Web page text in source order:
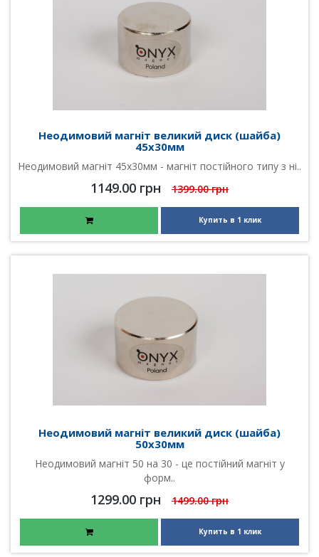
Неодимовий магніт великий диск (шайба)
45х30мм
Неодимовий магніт 45х30мм - магніт постійного типу з ні..
1149.00 грн 1399.00 грн
Купить в 1 клик
Неодимовий магніт великий диск (шайба)
50х30мм
Неодимовий магніт 50 на 30 - це постійний магніт у
форм..
1299.00 грн 1499.00 грн
Купить в 1 клик